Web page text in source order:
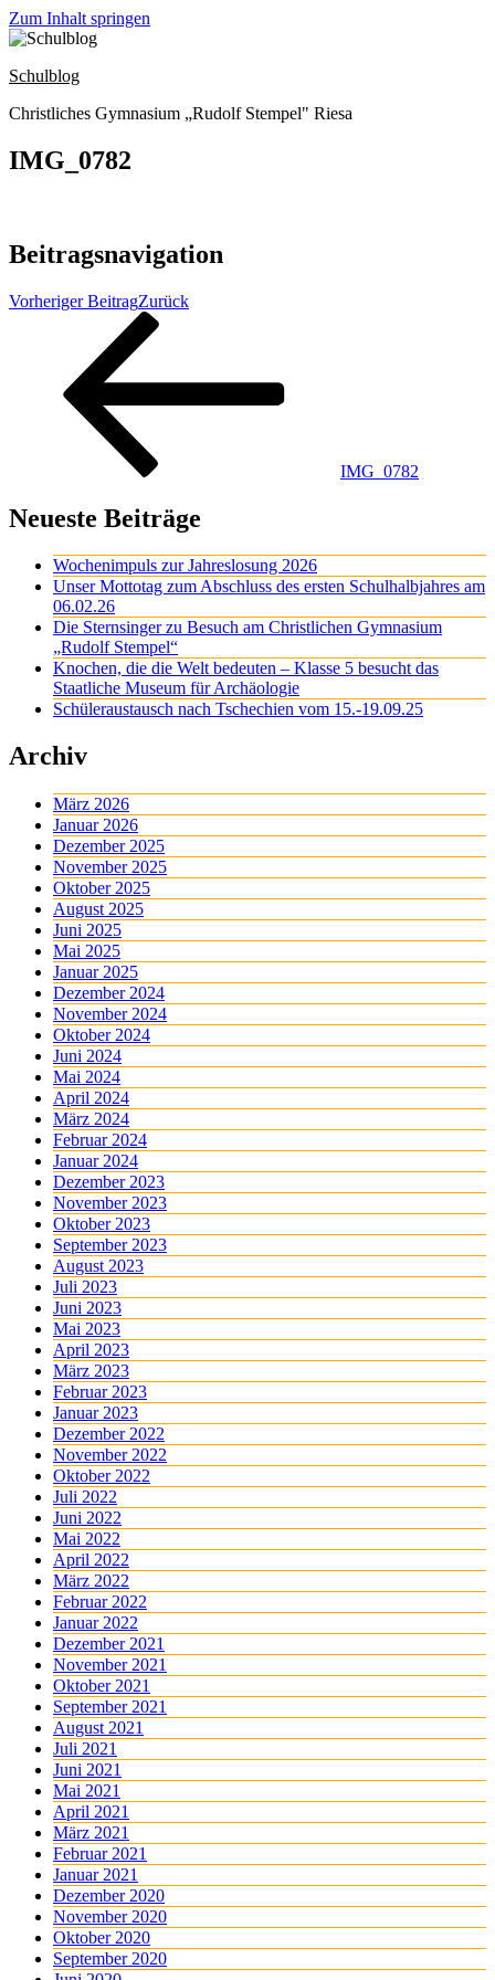
Zum Inhalt springen
Schulblog
Christliches Gymnasium „Rudolf Stempel" Riesa
IMG_0782
Beitragsnavigation
Vorheriger BeitragZurück
IMG_0782
Neueste Beiträge
Wochenimpuls zur Jahreslosung 2026
Unser Mottotag zum Abschluss des ersten Schulhalbjahres am
06.02.26
Die Sternsinger zu Besuch am Christlichen Gymnasium
„Rudolf Stempel“
Knochen, die die Welt bedeuten – Klasse 5 besucht das
Staatliche Museum für Archäologie
Schüleraustausch nach Tschechien vom 15.-19.09.25
Archiv
März 2026
Januar 2026
Dezember 2025
November 2025
Oktober 2025
August 2025
Juni 2025
Mai 2025
Januar 2025
Dezember 2024
November 2024
Oktober 2024
Juni 2024
Mai 2024
April 2024
März 2024
Februar 2024
Januar 2024
Dezember 2023
November 2023
Oktober 2023
September 2023
August 2023
Juli 2023
Juni 2023
Mai 2023
April 2023
März 2023
Februar 2023
Januar 2023
Dezember 2022
November 2022
Oktober 2022
Juli 2022
Juni 2022
Mai 2022
April 2022
März 2022
Februar 2022
Januar 2022
Dezember 2021
November 2021
Oktober 2021
September 2021
August 2021
Juli 2021
Juni 2021
Mai 2021
April 2021
März 2021
Februar 2021
Januar 2021
Dezember 2020
November 2020
Oktober 2020
September 2020